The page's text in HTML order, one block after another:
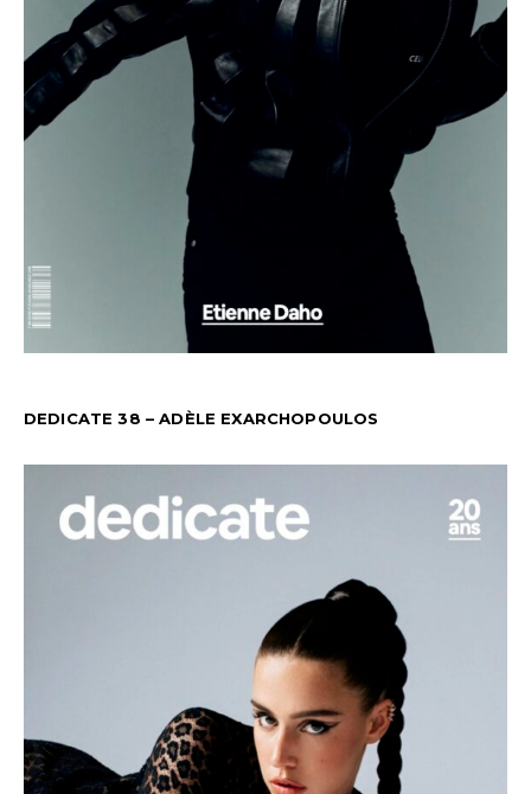
DEDICATE 38 – ADÈLE EXARCHOPOULOS